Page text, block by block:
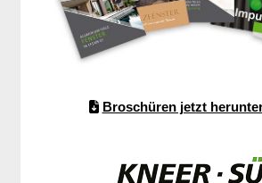
Broschüren jetzt